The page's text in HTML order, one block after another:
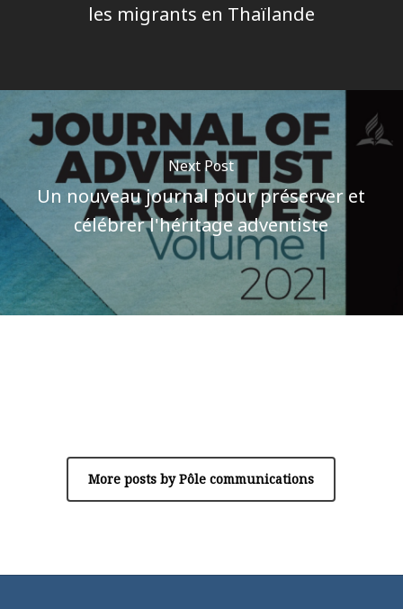
les migrants en Thaïlande
Next Post
Un nouveau journal pour préserver et
célébrer l'héritage adventiste
More posts by Pôle communications